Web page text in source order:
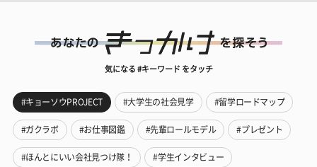
気になる #キーワード をタッチ
#キョーソウPROJECT #大学生の社会見学 #留学ロードマップ
#ガクラボ #お仕事図鑑 #先輩ロールモデル #プレゼント
#ほんとにいい会社見つけ隊！ #学生インタビュー